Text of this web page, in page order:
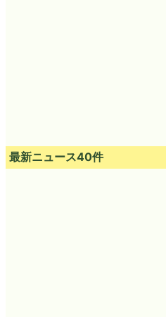
最新ニュース40件